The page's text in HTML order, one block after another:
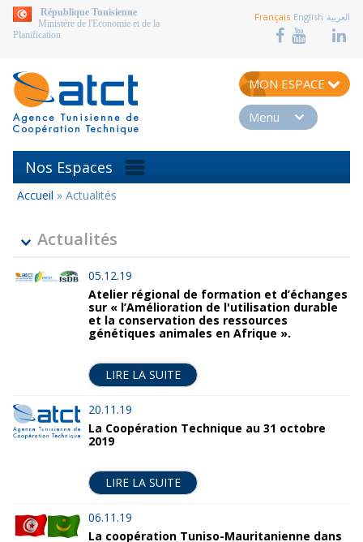
aller au contenu
République Tunisienne
Ministère de l'Economie et de la
Planification
Français English العربية
MON ESPACE
Menu
Nos Espaces
Vous
Accueil » Actualités
Actualités
05.12.19
Atelier régional de formation et d’échanges
sur « l’Amélioration de l'utilisation durable
et la conservation des ressources
génétiques animales en Afrique ».
LIRE LA SUITE
20.11.19
La Coopération Technique au 31 octobre
2019
LIRE LA SUITE
06.11.19
La coopération Tuniso-Mauritanienne dans